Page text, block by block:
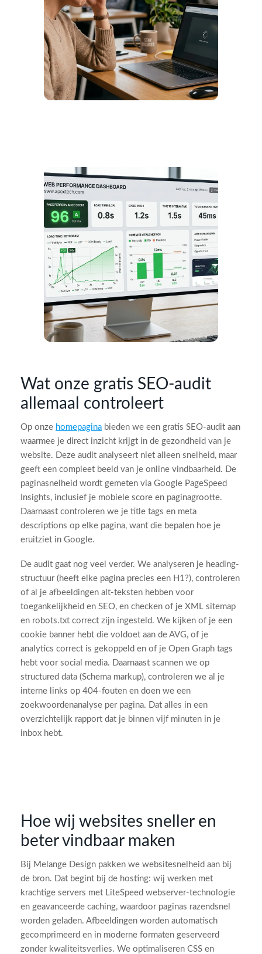
Wat onze gratis SEO-audit
allemaal controleert
Op onze homepagina bieden we een gratis SEO-audit aan
waarmee je direct inzicht krijgt in de gezondheid van je
website. Deze audit analyseert niet alleen snelheid, maar
geeft een compleet beeld van je online vindbaarheid. De
paginasnelheid wordt gemeten via Google PageSpeed
Insights, inclusief je mobiele score en paginagrootte.
Daarnaast controleren we je title tags en meta
descriptions op elke pagina, want die bepalen hoe je
eruitziet in Google.
De audit gaat nog veel verder. We analyseren je heading-
structuur (heeft elke pagina precies een H1?), controleren
of al je afbeeldingen alt-teksten hebben voor
toegankelijkheid en SEO, en checken of je XML sitemap
en robots.txt correct zijn ingesteld. We kijken of je een
cookie banner hebt die voldoet aan de AVG, of je
analytics correct is gekoppeld en of je Open Graph tags
hebt voor social media. Daarnaast scannen we op
structured data (Schema markup), controleren we al je
interne links op 404-fouten en doen we een
zoekwoordenanalyse per pagina. Dat alles in een
overzichtelijk rapport dat je binnen vijf minuten in je
inbox hebt.
Hoe wij websites sneller en
beter vindbaar maken
Bij Melange Design pakken we websitesnelheid aan bij
de bron. Dat begint bij de hosting: wij werken met
krachtige servers met LiteSpeed webserver-technologie
en geavanceerde caching, waardoor paginas razendsnel
worden geladen. Afbeeldingen worden automatisch
gecomprimeerd en in moderne formaten geserveerd
zonder kwaliteitsverlies. We optimaliseren CSS en